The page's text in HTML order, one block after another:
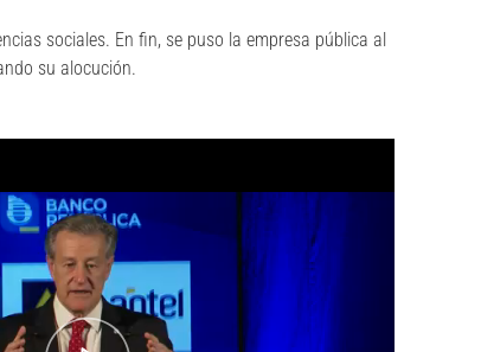
sociales. En fin, se puso la empresa pública al
su alocución.